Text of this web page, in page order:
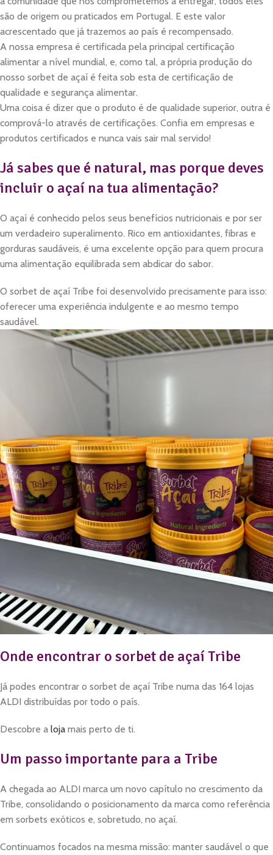
são de origem ou praticados em Portugal. E este valor
acrescentado que já trazemos ao país é recompensado.
A nossa empresa é certificada pela principal certificação
alimentar a nível mundial, e, como tal, a própria produção do
nosso sorbet de açaí é feita sob esta de certificação de
qualidade e segurança alimentar.
Uma coisa é dizer que o produto é de qualidade superior, outra é
comprová-lo através de certificações. Confia em empresas e
produtos certificados e nunca vais sair mal servido!
Já sabes que é natural, mas porque deves
incluir o açaí na tua alimentação?
O açaí é conhecido pelos seus benefícios nutricionais e por ser
um verdadeiro superalimento. Rico em antioxidantes, fibras e
gorduras saudáveis, é uma excelente opção para quem procura
uma alimentação equilibrada sem abdicar do sabor.
O sorbet de açaí Tribe foi desenvolvido precisamente para isso:
oferecer uma experiência indulgente e ao mesmo tempo
saudável.
Onde encontrar o sorbet de açaí Tribe
Já podes encontrar o sorbet de açaí Tribe numa das 164 lojas
ALDI distribuídas por todo o país.
Descobre a loja mais perto de ti.
Um passo importante para a Tribe
A chegada ao ALDI marca um novo capítulo no crescimento da
Tribe, consolidando o posicionamento da marca como referência
em sorbets exóticos e, sobretudo, no açaí.
Continuamos focados na mesma missão: manter saudável o que